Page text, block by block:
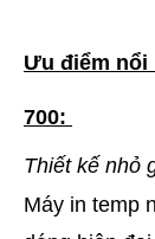
Ưu điểm nổi
700:
Thiết kế nhỏ
Máy in temp